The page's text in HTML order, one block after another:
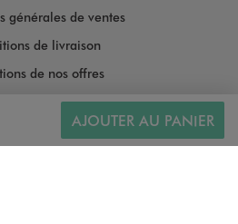
AJOUTER AU PANIER
générales de ventes
de livraison
de nos offres
générales d'utilisation
protection des données